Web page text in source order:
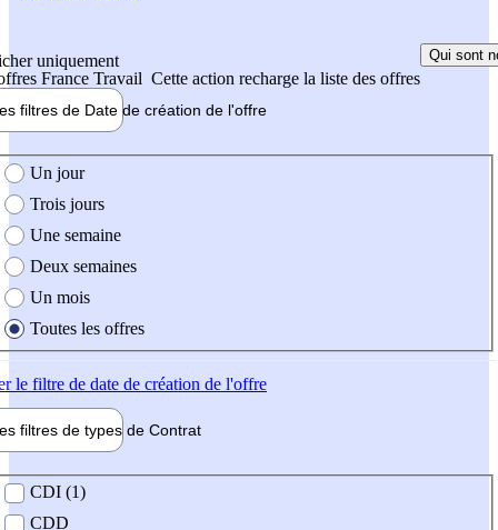
uniquement
France Travail Cette action recharge la liste des offres
Qui sont
filtres de Date de création de l'offre
création de l'offre
Un jour
Trois jours
Une semaine
Deux semaines
Un mois
Toutes les offres
le filtre de date de création de l'offre
filtres de types de Contrat
contrat
CDI (1)
CDD